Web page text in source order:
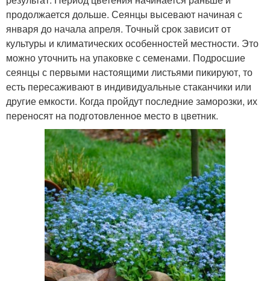
продолжается дольше. Сеянцы высевают начиная с
января до начала апреля. Точный срок зависит от
культуры и климатических особенностей местности. Это
можно уточнить на упаковке с семенами. Подросшие
сеянцы с первыми настоящими листьями пикируют, то
есть пересаживают в индивидуальные стаканчики или
другие емкости. Когда пройдут последние заморозки, их
переносят на подготовленное место в цветник.